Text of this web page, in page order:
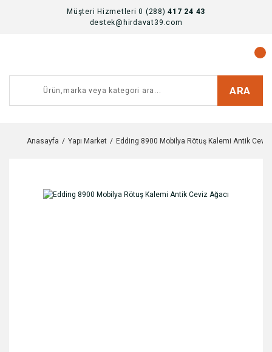
Müşteri Hizmetleri 0 (288)417 24 43
destek@hirdavat39.com
ARA
Anasayfa Yapı Market Edding 8900 Mobilya Rötuş Kalemi Antik Ceviz